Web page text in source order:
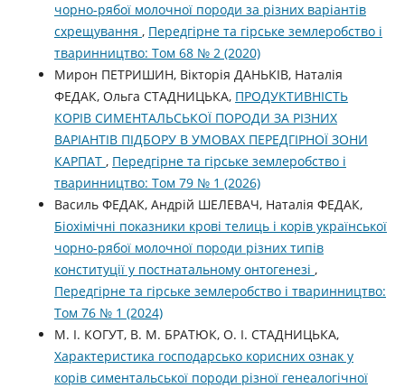
чорно-рябої молочної породи за різних варіантів
схрещування , Передгірне та гірське землеробство і
тваринництво: Том 68 № 2 (2020)
Мирон ПЕТРИШИН, Вікторія ДАНЬКІВ, Наталія
ФЕДАК, Ольга СТАДНИЦЬКА, ПРОДУКТИВНІСТЬ
КОРІВ СИМЕНТАЛЬСЬКОЇ ПОРОДИ ЗА РІЗНИХ
ВАРІАНТІВ ПІДБОРУ В УМОВАХ ПЕРЕДГІРНОЇ ЗОНИ
КАРПАТ , Передгірне та гірське землеробство і
тваринництво: Том 79 № 1 (2026)
Василь ФЕДАК, Андрій ШЕЛЕВАЧ, Наталія ФЕДАК,
Біохімічні показники крові телиць і корів української
чорно-рябої молочної породи різних типів
конституції у постнатальному онтогенезі ,
Передгірне та гірське землеробство і тваринництво:
Том 76 № 1 (2024)
М. І. КОГУТ, В. М. БРАТЮК, О. І. СТАДНИЦЬКА,
Характеристика господарсько корисних ознак у
корів симентальської породи різної генеалогічної